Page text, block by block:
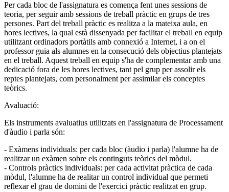
Per cada bloc de l'assignatura es comença fent unes sessions de
teoria, per seguir amb sessions de treball pràctic en grups de tres
persones. Part del treball pràctic es realitza a la mateixa aula, en
hores lectives, la qual està dissenyada per facilitar el treball en equip
utilitzant ordinadors portàtils amb connexió a Internet, i a on el
professor guia als alumnes en la consecució dels objectius plantejats
en el treball. Aquest treball en equip s'ha de complementar amb una
dedicació fora de les hores lectives, tant pel grup per assolir els
reptes plantejats, com personalment per assimilar els conceptes
teòrics.
Avaluació:
Els instruments avaluatius utilitzats en l'assignatura de Processament
d'àudio i parla són:
- Exàmens individuals: per cada bloc (àudio i parla) l'alumne ha de
realitzar un exàmen sobre els continguts teòrics del mòdul.
- Controls pràctics individuals: per cada activitat pràctica de cada
mòdul, l'alumne ha de realitar un control individual que permeti
reflexar el grau de domini de l'exercici pràctic realitzat en grup.